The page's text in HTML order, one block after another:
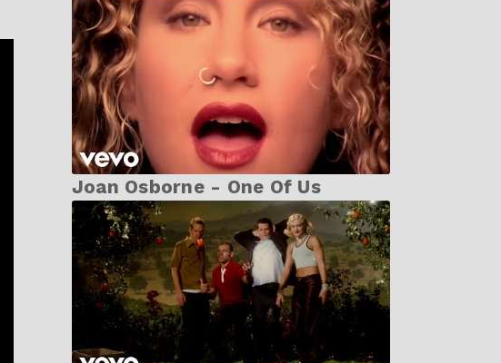
Joan Osborne - One Of Us